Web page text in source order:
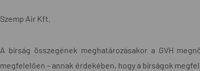
Szemp Air Kft.
A bírság összegének meghatározásakor a GVH
megfelelően – annak érdekében, hogy a bírságok